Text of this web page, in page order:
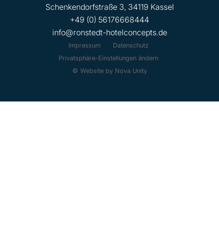
Schenkendorfstraße 3, 34119 Kassel
+49 (0) 56176668444
info@ronstedt-hotelconcepts.de
Impressum
Datenschutz
Privatsphäre-Einstellungen ändern
© Website by Nova Unity